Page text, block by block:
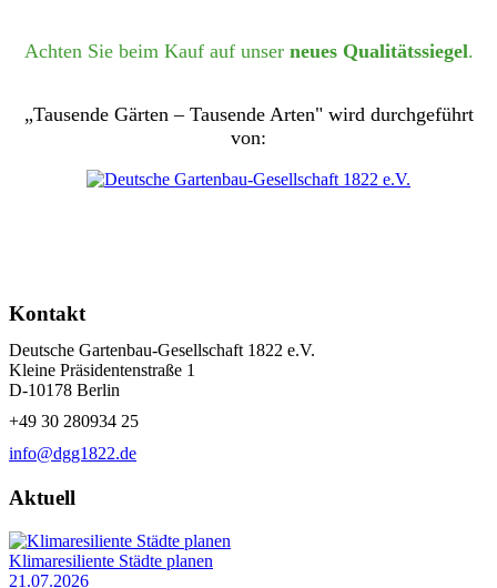
Achten Sie beim Kauf auf unser neues Qualitätssiegel.
„Tausende Gärten – Tausende Arten" wird durchgeführt
von:
Kontakt
Deutsche Gartenbau-Gesellschaft 1822 e.V.
Kleine Präsidentenstraße 1
D-10178 Berlin
+49 30 280934 25
info@dgg1822.de
Aktuell
Klimaresiliente Städte planen
21.07.2026